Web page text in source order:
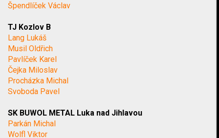
Špendlíček Václav
TJ Kozlov B
Lang Lukáš
Musil Oldřich
Pavlíček Karel
Čejka Miloslav
Procházka Michal
Svoboda Pavel
SK BUWOL METAL Luka nad Jihlavou
Parkán Michal
Wolfl Viktor